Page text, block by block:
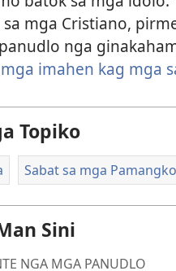
mga Cristiano,
nga
imahen kag mga
Topiko
Sabat sa mga
Sini
NGA MGA PANUDLO